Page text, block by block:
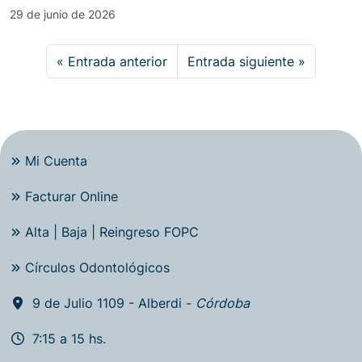
29 de junio de 2026
Entrada anterior Entrada siguiente
Mi Cuenta
Facturar Online
Alta | Baja | Reingreso FOPC
Círculos Odontológicos
9 de Julio 1109 - Alberdi - Córdoba
7:15 a 15 hs.